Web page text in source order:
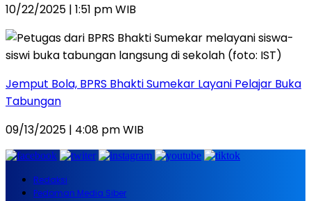
10/22/2025 | 1:51 pm WIB
Jemput Bola, BPRS Bhakti Sumekar Layani Pelajar Buka
Tabungan
09/13/2025 | 4:08 pm WIB
Redaksi
Pedoman Media Siber